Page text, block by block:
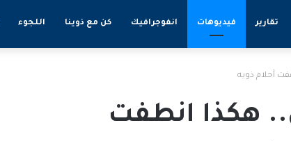
تقارير فيديوهات انفوجرافيك كن مع ذوينا اللجوء
أحلام ذويه
هكذا انطفت